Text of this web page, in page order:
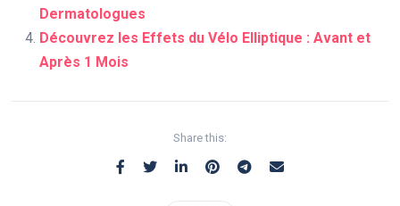
Dermatologues
Découvrez les Effets du Vélo Elliptique : Avant et
Après 1 Mois
Share this: